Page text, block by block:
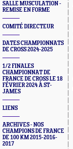
SALLE MUSCULATION -
REMISE EN FORME
COMITÉ DIRECTEUR
DATES CHAMPIONNATS
DE CROSS 2024-2025
1/2 FINALES
CHAMPIONNAT DE
FRANCE DE CROSS LE 18
FÉVRIER 2024 À ST-
JAMES
LIENS
ARCHIVES - NOS
CHAMPIONS DE FRANCE
DE 100 KM 2015-2016-
2017